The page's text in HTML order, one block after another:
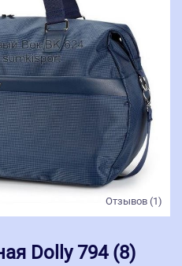
Отзывов (1)
Dolly 794 (8)